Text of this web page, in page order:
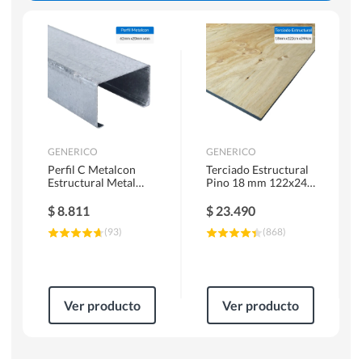
Herramientas Manuales
Sierras Circulares
GENERICO
Perfil C Metalcon
Estructural Metal
$8.811
(93)
Ver producto
GENERICO
Terciado Estructural
Pino 18 mm 122x244
$ 23.490
(868)
Ver producto